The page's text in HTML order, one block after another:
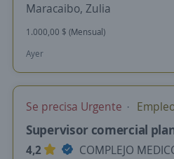
Maracaibo, Zulia
1.000,00 $ (Mensual)
Ayer
Se precisa Urgente
Supervisor comercial
4,2
COMPLEJO